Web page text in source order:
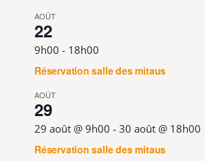
AOÛT
22
9h00 - 18h00
Réservation salle des mitaus
AOÛT
29
29 août @ 9h00 - 30 août @ 18h00
Réservation salle des mitaus